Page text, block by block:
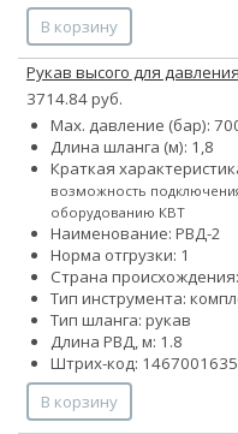
В корзину
Рукав высого для
3714.84 руб.
Max. давление (бар):
Длина шланга (м): 1,8
Краткая
возможность
оборудованию КВТ
Наименование: РВД-2
Норма отгрузки: 1
Страна
Тип инструмента:
Тип шланга: рукав
Длина РВД, м: 1.8
Штрих-код:
В корзину